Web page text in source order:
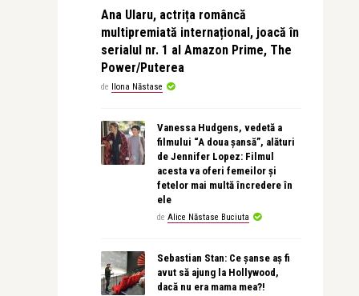
Ana Ularu, actrița româncă
multipremiată internațional, joacă în
serialul nr. 1 al Amazon Prime, The
Power/Puterea
de Ilona Năstase
Vanessa Hudgens, vedetă a
filmului “A doua șansă”, alături
de Jennifer Lopez: Filmul
acesta va oferi femeilor și
fetelor mai multă încredere în
ele
de Alice Năstase Buciuta
Sebastian Stan: Ce șanse aș fi
avut să ajung la Hollywood,
dacă nu era mama mea?!